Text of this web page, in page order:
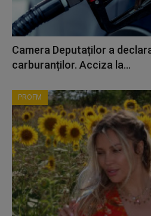
Camera Deputaților a
carburanților. Acciza la...
PROFM